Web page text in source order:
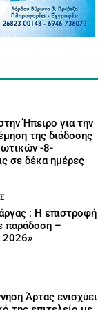
Ήπειρο για την
της διάδοσης
-8-
σε δέκα ημέρες
: Η επιστροφή
παράδοση –
2026»
Άρτας ενισχύει